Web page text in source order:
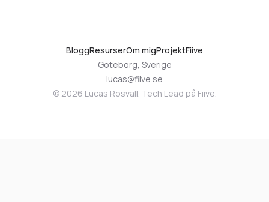
BloggResurserOm migProjektFiive
Göteborg, Sverige
lucas@fiive.se
© 2026 Lucas Rosvall. Tech Lead på Fiive